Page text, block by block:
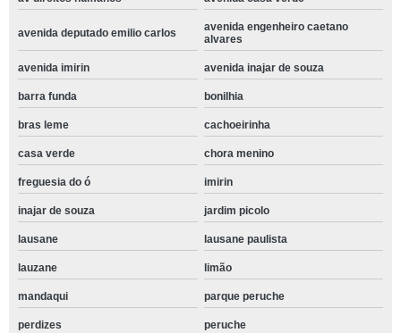
avenida deputado emilio carlos
avenida engenheiro caetano
alvares
avenida imirin avenida inajar de souza
barra funda bonilhia
bras leme cachoeirinha
casa verde chora menino
freguesia do ó imirin
inajar de souza jardim picolo
lausane lausane paulista
lauzane limão
mandaqui parque peruche
perdizes peruche